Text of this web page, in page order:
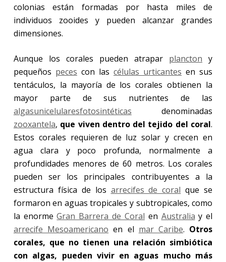
colonias están formadas por hasta miles de
individuos zooides y pueden alcanzar grandes
dimensiones.
Aunque los corales pueden atrapar plancton y
pequeños peces con lascélulas urticantes en sus
tentáculos, la mayoría de los corales obtienen la
mayor parte de sus nutrientes de las
algasunicelularesfotosintéticas denominadas
zooxantela, que viven dentro del tejido del coral.
Estos corales requieren de luz solar y crecen en
agua clara y poco profunda, normalmente a
profundidades menores de 60 metros. Los corales
pueden ser los principales contribuyentes a la
estructura física de los arrecifes de coral que se
formaron en aguas tropicales y subtropicales, como
la enormeGran Barrera de Coral en Australia y el
arrecife Mesoamericano en el mar Caribe. Otros
corales, que no tienen una relación simbiótica
con algas, pueden vivir en aguas mucho más